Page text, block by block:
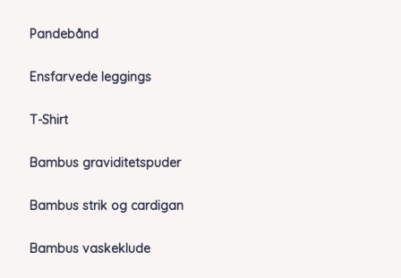
Pandebånd
Ensfarvede leggings
T-Shirt
Bambus graviditetspuder
Bambus strik og cardigan
Bambus vaskeklude